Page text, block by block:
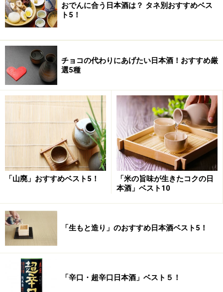
おでんに合う日本酒は？ タネ別おすすめベス
ト5！
チョコの代わりにあげたい日本酒！おすすめ厳
選5種
「山廃」おすすめベスト5！
「米の旨味が生きたコクの日
本酒」ベスト10
「生もと造り」のおすすめ日本酒ベスト5！
「辛口・超辛口日本酒」ベスト５！